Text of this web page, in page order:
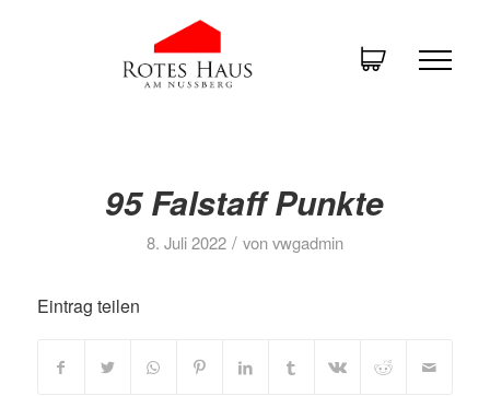
95 Falstaff Punkte
8. Juli 2022 / vonvwgadmin
Eintrag teilen